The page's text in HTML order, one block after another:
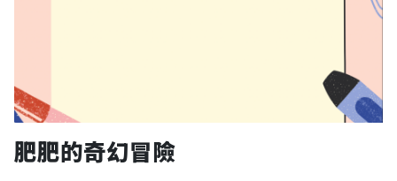
肥肥的奇幻冒險